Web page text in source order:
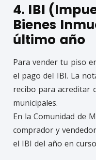
4. IBI
Bienes
último año
Para vender tu piso
el pago del IBI. La
recibo para acreditar
municipales.
En la Comunidad de
comprador y
el IBI del año en